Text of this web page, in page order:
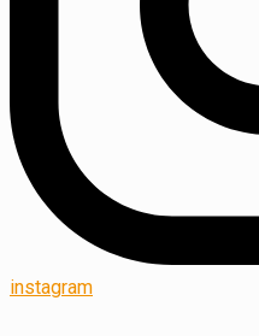
instagram